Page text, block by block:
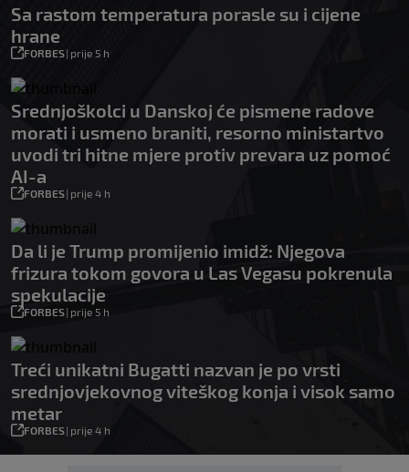
Sa rastom temperatura porasle su i cijene
hrane
FORBES| prije 5 h
Srednjoškolci u Danskoj će pismene radove
morati i usmeno braniti, resorno ministartvo
uvodi tri hitne mjere protiv prevara uz pomoć
AI-a
FORBES| prije 4 h
Da li je Trump promijenio imidž: Njegova
frizura tokom govora u Las Vegasu pokrenula
spekulacije
FORBES| prije 5 h
Treći unikatni Bugatti nazvan je po vrsti
srednjovjekovnog viteškog konja i visok samo
metar
FORBES| prije 4 h